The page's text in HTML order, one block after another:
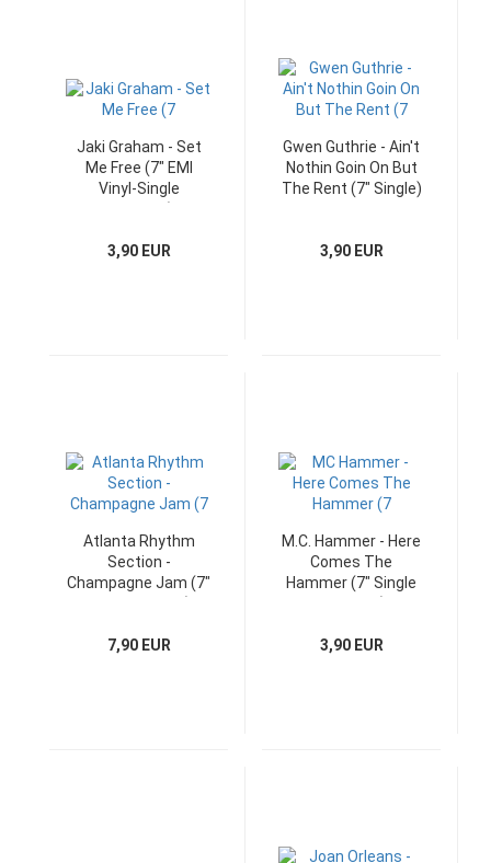
Jaki Graham - Set
Me Free (7" EMI
Vinyl-Single
3,90 EUR
Gwen Guthrie - Ain't
Nothin Goin On But
The Rent (7" Single)
3,90 EUR
Atlanta Rhythm
Section -
Champagne Jam (7"
7,90 EUR
M.C. Hammer - Here
Comes The
Hammer (7" Single
3,90 EUR